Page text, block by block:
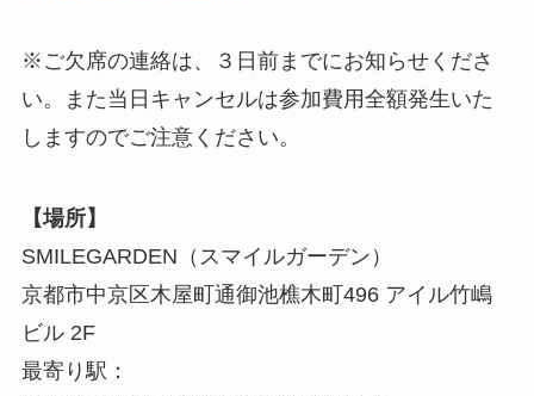
※ご欠席の連絡は、３日前までにお知らせくださ
い。また当日キャンセルは参加費用全額発生いた
しますのでご注意ください。
【場所】
SMILEGARDEN（スマイルガーデン）
京都市中京区木屋町通御池樵木町496 アイル竹嶋
ビル 2F
最寄り駅：